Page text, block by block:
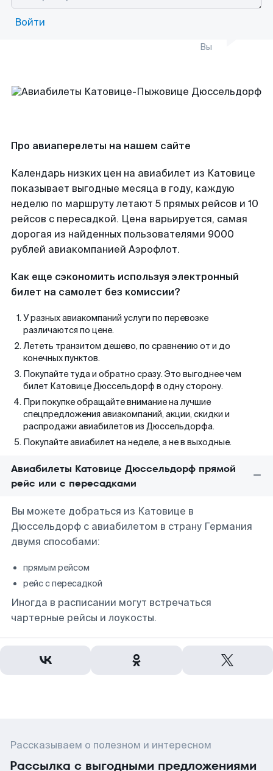
Войти
Вы
Про авиаперелеты на нашем сайте
Календарь низких цен на авиабилет из Катовице
показывает выгодные месяца в году, каждую
неделю по маршруту летают 5 прямых рейсов и 10
рейсов с пересадкой. Цена варьируется, самая
дорогая из найденных пользователями 9000
рублей авиакомпанией Аэрофлот.
Как еще сэкономить используя электронный
билет на самолет без комиссии?
У разных авиакомпаний услуги по перевозке
различаются по цене.
Лететь транзитом дешево, по сравнению от и до
конечных пунктов.
Покупайте туда и обратно сразу. Это выгоднее чем
билет Катовице Дюссельдорф в одну сторону.
При покупке обращайте внимание на лучшие
спецпредложения авиакомпаний, акции, скидки и
распродажи авиабилетов из Дюссельдорфа.
Покупайте авиабилет на неделе, а не в выходные.
Авиабилеты Катовице Дюссельдорф прямой
рейс или с пересадками
Вы можете добраться из Катовице в
Дюссельдорф с авиабилетом в страну Германия
двумя способами:
прямым рейсом
рейс с пересадкой
Иногда в расписании могут встречаться
чартерные рейсы и лоукосты.
Рассказываем о полезном и интересном
Рассылка с выгодными предложениями